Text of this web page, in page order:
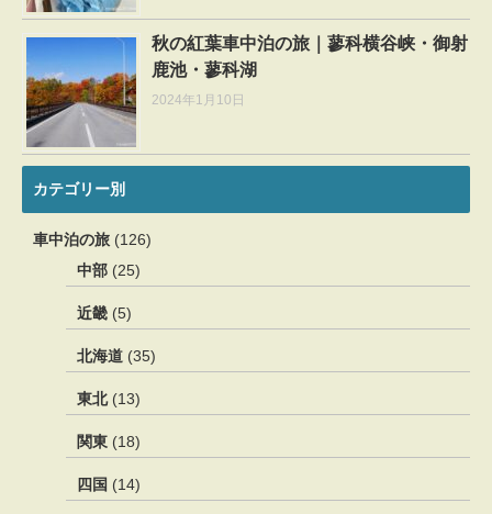
秋の紅葉車中泊の旅｜蓼科横谷峡・御射
鹿池・蓼科湖
2024年1月10日
カテゴリー別
車中泊の旅 (126)
中部 (25)
近畿 (5)
北海道 (35)
東北(13)
関東 (18)
四国 (14)